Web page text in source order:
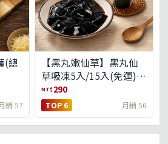
(總
銷 57
【黑丸嫩仙草】黑丸仙
草吸凍5入/15入(免運)
(預購中8/14出貨)
NT$ 290
TOP 6 月銷 56